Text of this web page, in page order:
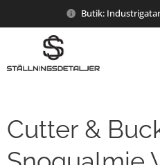
Butik:
Cutter &